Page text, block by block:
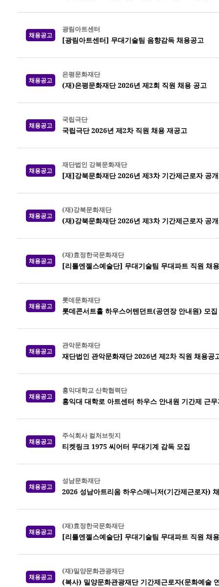
채용공고
광림아트센터
[광림아트센터] 무대기술팀 음향감독 채용공고
채용공고
은평문화재단
(재)은평문화재단 2026년 제2회 직원 채용 공고
채용공고
국립극단
국립극단 2026년 제2차 직원 채용 재공고
채용공고
재단법인 강북문화재단
[재]강북문화재단 2026년 제3차 기간제근로자 공
채용공고
(재)강북문화재단
(재)강북문화재단 2026년 제3차 기간제근로자 공
채용공고
(재)효정한국문화재단
[리틀엔젤스예술단] 무대기술팀 무대파트 직원 채용
채용공고
롯데문화재단
롯데콘서트홀 하우스어텐던트(공연장 안내원) 모
채용공고
관악문화재단
재단법인 관악문화재단 2026년 제2차 직원 채용공
채용공고
홍익대학교 산학협력단
홍익대 대학로 아트센터 하우스 안내원 기간제 근
채용공고
주식회사 컬처브릿지
티켓링크 1975 씨어터 무대기계 감독 모집
채용공고
성남문화재단
2026 성남아트리움 하우스매니저(기간제근로자)
채용공고
(재)효정한국문화재단
[리틀엔젤스예술단] 무대기술팀 무대파트 직원 채용
채용공고
(재)밀양문화관광재단
(복사) 밀양문화관광재단 기간제근로자(문화예술